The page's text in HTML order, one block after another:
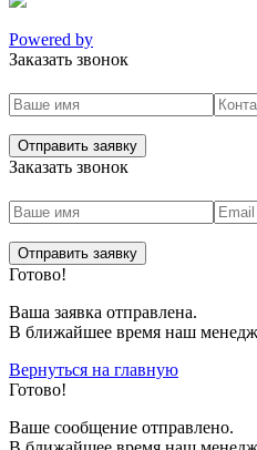
Powered by
Заказать звонок
Заказать звонок
Готово!
Ваша заявка отправлена.
В ближайшее время наш
Вернуться на главную
Готово!
Вашe сообщение отправлено.